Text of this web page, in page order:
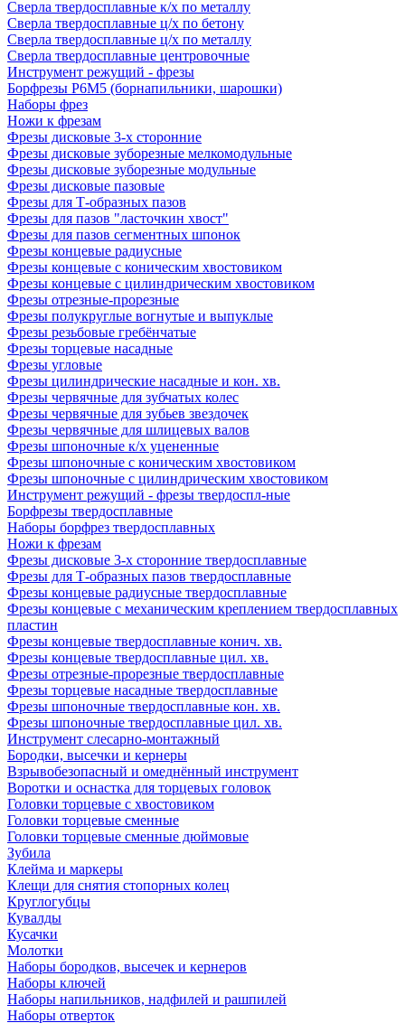
Сверла твердосплавные к/х по металлу
Сверла твердосплавные ц/х по бетону
Сверла твердосплавные ц/х по металлу
Сверла твердосплавные центровочные
Инструмент режущий - фрезы
Борфрезы Р6М5 (борнапильники, шарошки)
Наборы фрез
Ножи к фрезам
Фрезы дисковые 3-х сторонние
Фрезы дисковые зуборезные мелкомодульные
Фрезы дисковые зуборезные модульные
Фрезы дисковые пазовые
Фрезы для Т-образных пазов
Фрезы для пазов "ласточкин хвост"
Фрезы для пазов сегментных шпонок
Фрезы концевые радиусные
Фрезы концевые с коническим хвостовиком
Фрезы концевые с цилиндрическим хвостовиком
Фрезы отрезные-прорезные
Фрезы полукруглые вогнутые и выпуклые
Фрезы резьбовые гребёнчатые
Фрезы торцевые насадные
Фрезы угловые
Фрезы цилиндрические насадные и кон. хв.
Фрезы червячные для зубчатых колес
Фрезы червячные для зубьев звездочек
Фрезы червячные для шлицевых валов
Фрезы шпоночные к/х уцененные
Фрезы шпоночные с коническим хвостовиком
Фрезы шпоночные с цилиндрическим хвостовиком
Инструмент режущий - фрезы твердоспл-ные
Борфрезы твердосплавные
Наборы борфрез твердосплавных
Ножи к фрезам
Фрезы дисковые 3-х сторонние твердосплавные
Фрезы для Т-образных пазов твердосплавные
Фрезы концевые радиусные твердосплавные
Фрезы концевые с механическим креплением твердосплавных
пластин
Фрезы концевые твердосплавные конич. хв.
Фрезы концевые твердосплавные цил. хв.
Фрезы отрезные-прорезные твердосплавные
Фрезы торцевые насадные твердосплавные
Фрезы шпоночные твердосплавные кон. хв.
Фрезы шпоночные твердосплавные цил. хв.
Инструмент слесарно-монтажный
Бородки, высечки и кернеры
Взрывобезопасный и омеднённый инструмент
Воротки и оснаcтка для торцевых головок
Головки торцевые с хвостовиком
Головки торцевые сменные
Головки торцевые сменные дюймовые
Зубила
Клейма и маркеры
Клещи для снятия стопорных колец
Круглогубцы
Кувалды
Кусачки
Молотки
Наборы бородков, высечек и кернеров
Наборы ключей
Наборы напильников, надфилей и рашпилей
Наборы отверток